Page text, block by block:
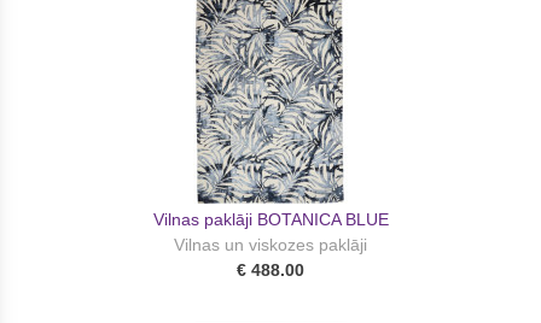
Vilnas paklāji BOTANICA BLUE
Vilnas un viskozes paklāji
€ 488.00